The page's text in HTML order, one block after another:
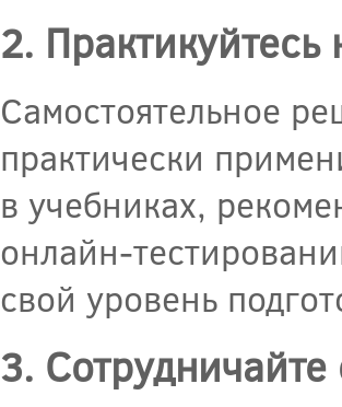
2. Практикуйтесь
Самостоятельное
практически
в учебниках,
онлайн-
свой уровень
3.